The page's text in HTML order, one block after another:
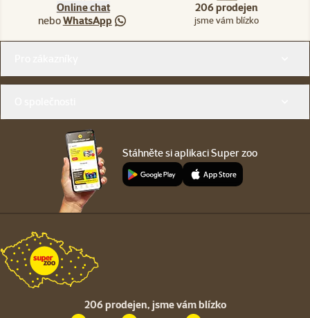
Online chat
neboWhatsApp
206 prodejen
jsme vám blízko
Stáhněte si aplikaci Super zoo
206 prodejen, jsme vám blízko